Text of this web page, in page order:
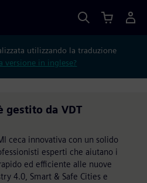
utilizzando la traduzione
versione in inglese?
gestito da VDT
ceca innovativa con un solido
esperti che aiutano i
ed efficiente alle nuove
4.0, Smart & Safe Cities e